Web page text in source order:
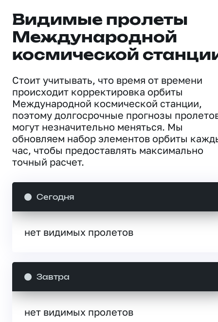
Видимые пролеты
Международной
космической
Стоит учитывать, что время от времени
происходит корректировка орбиты
Международной космической станции,
поэтому долгосрочные прогнозы
могут незначительно меняться. Мы
обновляем набор элементов орбиты
час, чтобы предоставлять максимально
точный расчет.
Сегодня
нет видимых пролетов
Завтра
нет видимых пролетов